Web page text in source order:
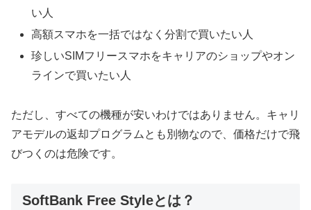
い人
高額スマホを一括ではなく分割で買いたい人
珍しいSIMフリースマホをキャリアのショップやオン
ラインで買いたい人
ただし、すべての機種が安いわけではありません。キャリ
アモデルの返却プログラムとも別物なので、価格だけで飛
びつくのは危険です。
SoftBank Free Styleとは？